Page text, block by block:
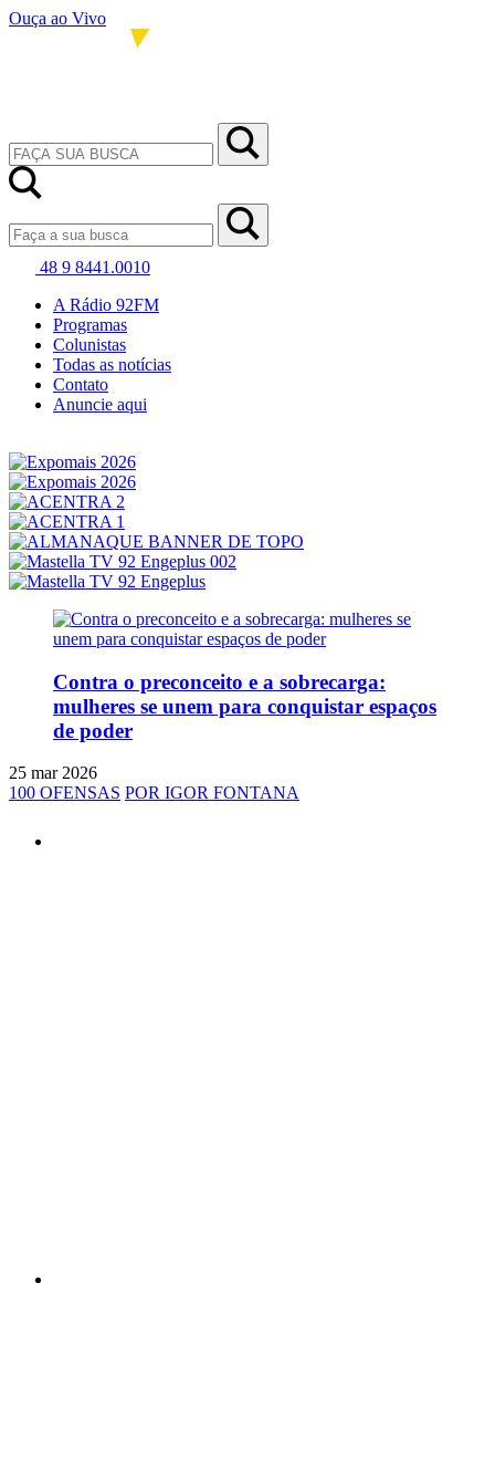
Ouça ao Vivo
48 9 8441.0010
A Rádio 92FM
Programas
Colunistas
Todas as notícias
Contato
Anuncie aqui
Contra o preconceito e a sobrecarga:
mulheres se unem para conquistar espaços
de poder
25 mar 2026
100 OFENSAS POR IGOR FONTANA